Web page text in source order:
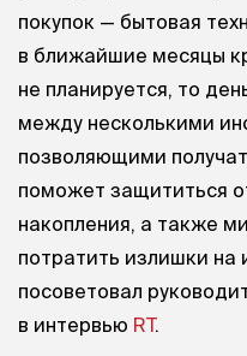
покупок — бытовая
в ближайшие месяцы
не планируется, то
между несколькими
позволяющими
поможет защититься
накопления, а также
потратить излишки на
посоветовал
в интервью RT.